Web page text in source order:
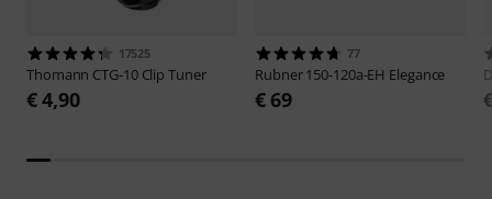
17525
Thomann CTG-10 Clip Tuner
€ 4,90
77
Rubner150-120a-EH Elegance
€ 69